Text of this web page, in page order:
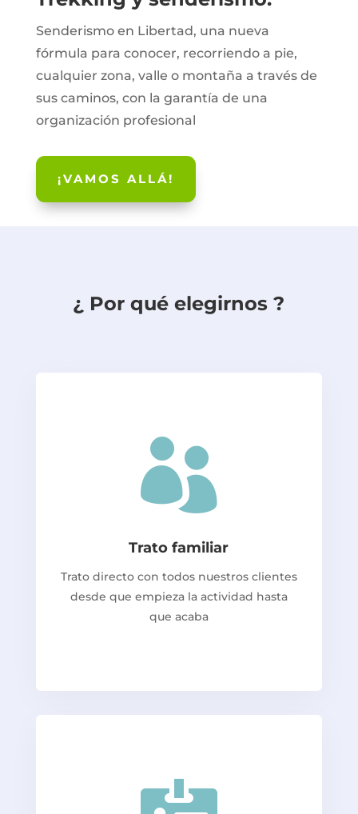
Senderismo en Libertad, una nueva
fórmula para conocer, recorriendo a pie,
cualquier zona, valle o montaña a través de
sus caminos, con la garantía de una
organización profesional
¡VAMOS ALLÁ!
¿ Por qué elegirnos ?

Trato familiar
Trato directo con todos nuestros clientes
desde que empieza la actividad hasta
que acaba